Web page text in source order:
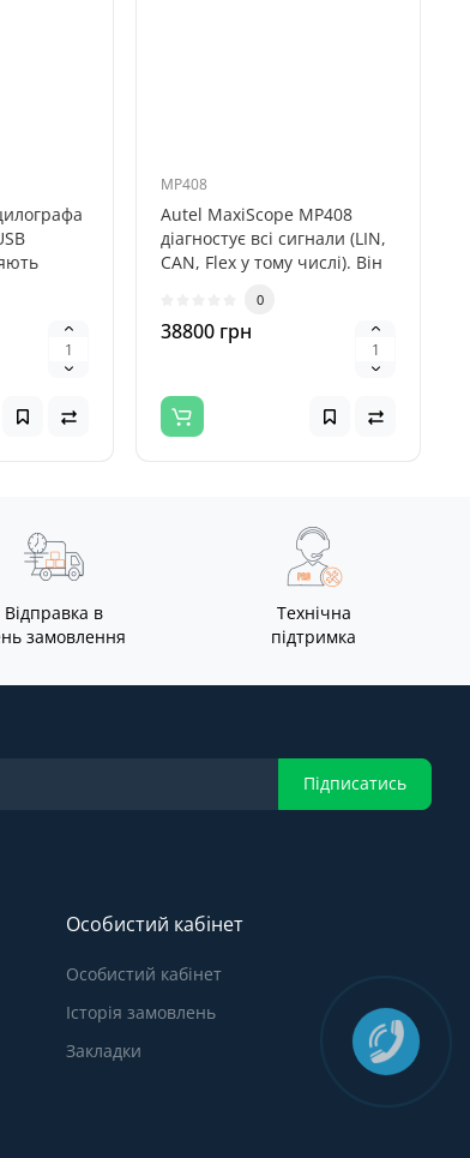
MP408
Autel MaxiScope MP408
діагностує всі сигнали (LIN,
CAN, Flex у тому числі). Він
0
38800 грн
Відправка в
замовлення
Технічна
підтримка
Підписатись
Особистий кабінет
Особистий кабінет
Історія замовлень
Закладки